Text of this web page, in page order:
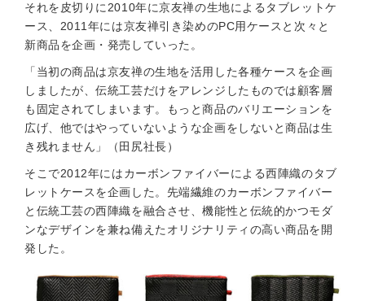
それを皮切りに2010年に京友禅の生地によるタブレットケ
ース、2011年には京友禅引き染めのPC用ケースと次々と
新商品を企画・発売していった。
「当初の商品は京友禅の生地を活用した各種ケースを企画
しましたが、伝統工芸だけをアレンジしたものでは顧客層
も固定されてしまいます。もっと商品のバリエーションを
広げ、他ではやっていないような企画をしないと商品は生
き残れません」（田尻社長）
そこで2012年にはカーボンファイバーによる西陣織のタブ
レットケースを企画した。先端繊維のカーボンファイバー
と伝統工芸の西陣織を融合させ、機能性と伝統的かつモダ
ンなデザインを兼ね備えたオリジナリティの高い商品を開
発した。